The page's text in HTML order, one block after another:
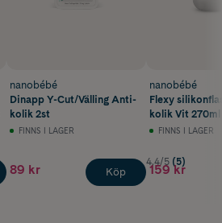
nanobébé
Dinapp Y-Cut/Välling Anti-
kolik 2st
FINNS I LAGER
89 kr Köp
nanobébé
Flexy
kolik Vit 270ml
FINNS I LAGER
4.4/5 (5)
159 kr